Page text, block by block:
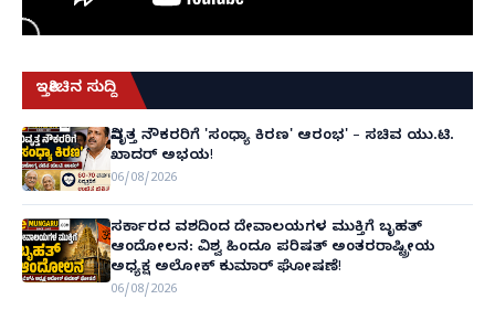
ಇತ್ತೀಚಿನ ಸುದ್ದಿ
ನಿವೃತ್ತ ನೌಕರರಿಗೆ 'ಸಂಧ್ಯಾ ಕಿರಣ' ಆರಂಭ' – ಸಚಿವ ಯು.ಟಿ.
ಖಾದರ್ ಅಭಯ!
06/08/2026
ಸರ್ಕಾರದ ವಶದಿಂದ ದೇವಾಲಯಗಳ ಮುಕ್ತಿಗೆ ಬೃಹತ್
ಆಂದೋಲನ: ವಿಶ್ವ ಹಿಂದೂ ಪರಿಷತ್ ಅಂತರರಾಷ್ಟ್ರೀಯ
ಅಧ್ಯಕ್ಷ ಅಲೋಕ್ ಕುಮಾರ್ ಘೋಷಣೆ!
06/08/2026